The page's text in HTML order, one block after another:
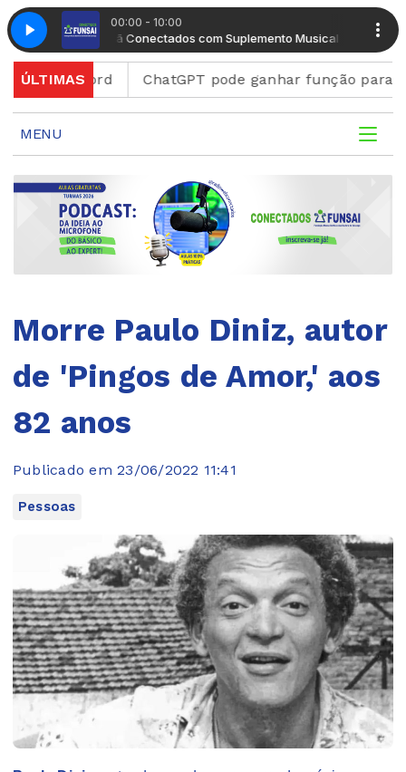
00:00 - 10:00
Manhã Conectados com Suplemento Musical Manhã
ÚLTIMAS
Discord ChatGPT pode ganhar função para criar
MENU
Morre Paulo Diniz, autor
de 'Pingos de Amor,' aos
82 anos
Publicado em 23/06/2022 11:41
Pessoas